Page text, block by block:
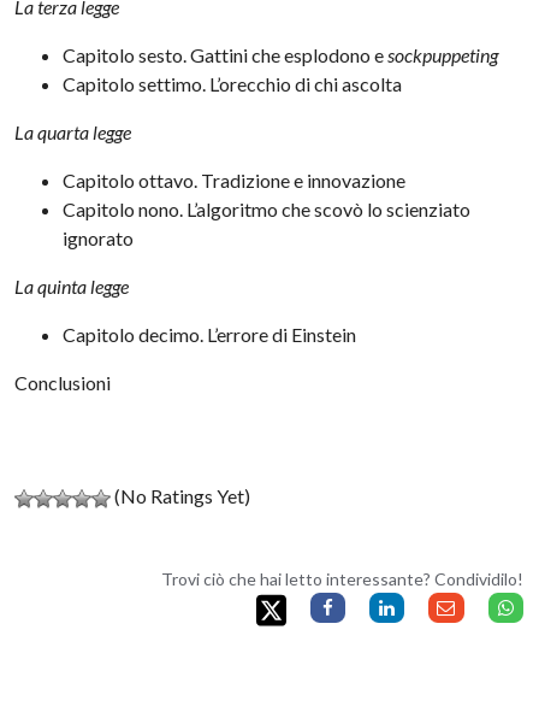
La terza legge
Capitolo sesto. Gattini che esplodono esockpuppeting
Capitolo settimo. L’orecchio di chi ascolta
La quarta legge
Capitolo ottavo. Tradizione e innovazione
Capitolo nono. L’algoritmo che scovò lo scienziato
ignorato
La quinta legge
Capitolo decimo. L’errore di Einstein
Conclusioni
(No Ratings Yet)
Trovi ciò che hai letto interessante? Condividilo!